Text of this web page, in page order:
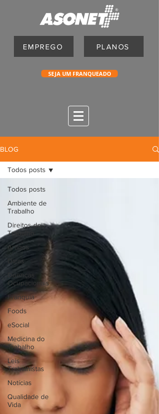
EMPREGO PLANOS
SEJA UM FRANQUEADO
BLOG
Todos posts
Ambiente de
Trabalho
Direitos do
Trabalho
Artigos
Dicas
Doenças
Ocupacionais
Franquia
Foods
eSocial
Medicina do
Trabalho
Leis
Trabalhistas
Notícias
Qualidade de
Vida
Todos posts